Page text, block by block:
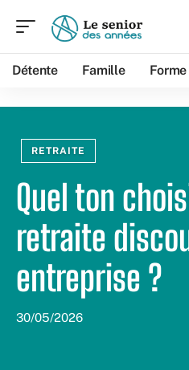
Détente Famille Forme
RETRAITE
Quel ton
retraite
entreprise ?
30/05/2026